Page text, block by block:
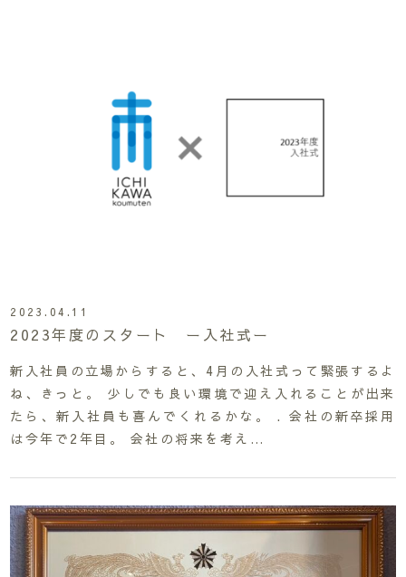
2023.04.11
2023年度のスタート ー入社式ー
新入社員の立場からすると、4月の入社式って緊張するよ
ね、きっと。 少しでも良い環境で迎え入れることが出来
たら、新入社員も喜んでくれるかな。 . 会社の新卒採用
は今年で2年目。 会社の将来を考え…